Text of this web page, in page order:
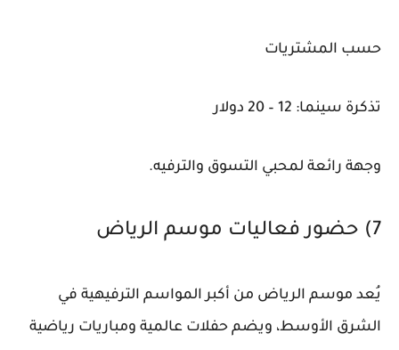
حسب المشتريات
تذكرة سينما: 12 – 20 دولار
وجهة رائعة لمحبي التسوق والترفيه.
7) حضور فعاليات موسم الرياض
يُعد موسم الرياض من أكبر المواسم الترفيهية في
الشرق الأوسط، ويضم حفلات عالمية ومباريات رياضية